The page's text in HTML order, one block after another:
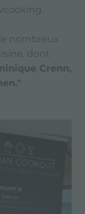
nombreux
dont
Crenn,